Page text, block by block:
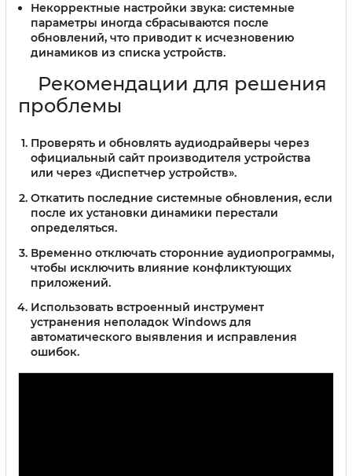
Некорректные настройки звука: системные
параметры иногда сбрасываются после
обновлений, что приводит к исчезновению
динамиков из списка устройств.
Рекомендации для решения
проблемы
Проверять и обновлять аудиодрайверы через
официальный сайт производителя устройства
или через «Диспетчер устройств».
Откатить последние системные обновления, если
после их установки динамики перестали
определяться.
Временно отключать сторонние аудиопрограммы,
чтобы исключить влияние конфликтующих
приложений.
Использовать встроенный инструмент
устранения неполадок Windows для
автоматического выявления и исправления
ошибок.